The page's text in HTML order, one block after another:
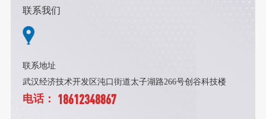
联系我们
联系地址
武汉经济技术开发区沌口街道太子湖路266号创谷科技楼
电话： 18612348867